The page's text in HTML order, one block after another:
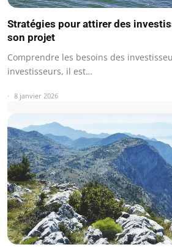
Stratégies pour attirer des
son projet
Comprendre les besoins des
investisseurs, il est…
8 janvier 2026